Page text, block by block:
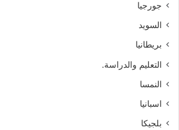
جورجيا
السويد
بريطانيا
التعليم والدراسة.
النمسا
اسبانيا
بلجيكا